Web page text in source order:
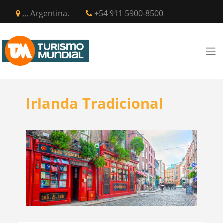
,,, Argentina. +54 911 5900-8500
Irlanda Tradicional